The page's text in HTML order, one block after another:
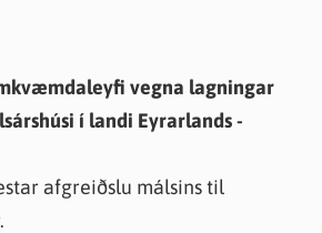
vegna lagningar
í landi Eyrarlands -
afgreiðslu málsins til